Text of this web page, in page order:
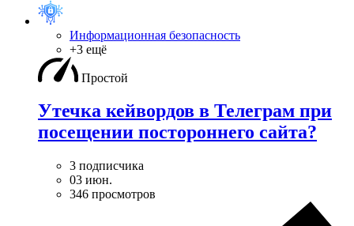
Информационная безопасность
+3 ещё
Простой
Утечка кейвордов в Телеграм при
посещении постороннего сайта?
3 подписчика
03 июн.
346 просмотров